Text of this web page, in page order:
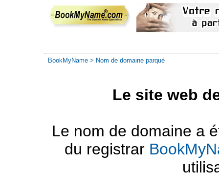
BookMyName > Nom de domaine parqué
Le site web
Le nom de domaine a
du registrar